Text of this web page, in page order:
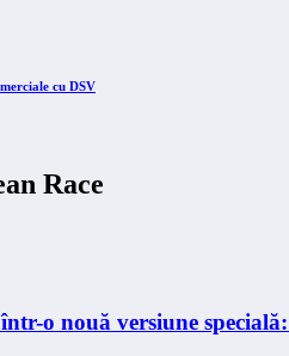
cu DSV
Race
o nouă versiune